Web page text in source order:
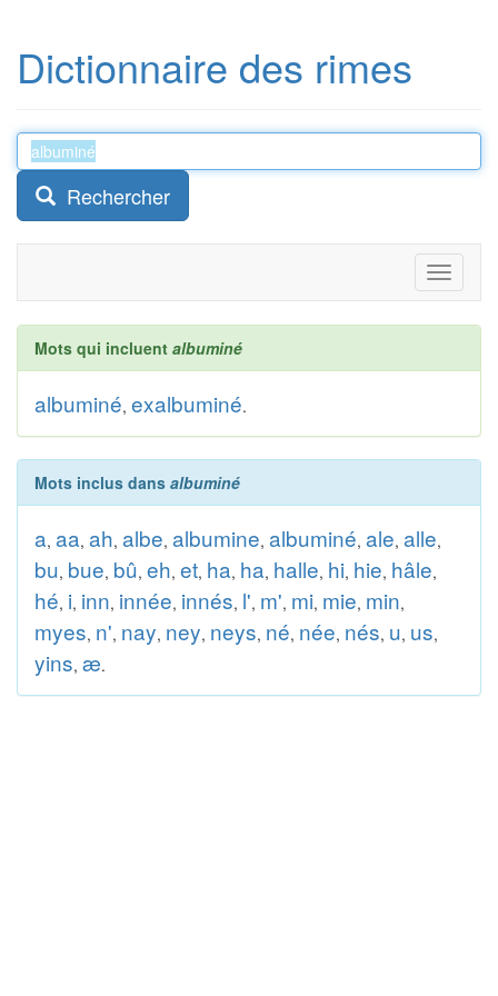
Dictionnaire des rimes
Rechercher
Toggle
Mots qui incluent albuminé
albuminé, exalbuminé.
Mots inclus dans albuminé
a, aa, ah, albe, albumine, albuminé, ale, alle,
bu, bue, bû, eh, et, ha, ha, halle, hi, hie, hâle,
hé, i, inn, innée, innés, l', m', mi, mie, min,
myes, n', nay, ney, neys, né, née, nés, u, us,
yins, æ.